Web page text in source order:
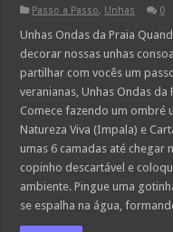
Passo a Passo, Unhas 0
Unhas Ondas da Praia
decorar nossas unhas
partilhar com vocês um
veranianas, Unhas Ondas da
Comece fazendo um ombré
Natureza Viva (Impala) e
umas 6 camadas até chegar
copinho descartável e
ambiente. Pingue uma
se espalha na água,